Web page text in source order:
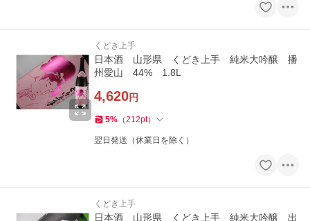
くどき上手
日本酒 山形県 くどき上手 純米大吟醸 播
州愛山 44% 1.8L
4,620円
5% （212pt）
翌日発送（休業日を除く）
くどき上手
日本酒 山形県 くどき上手 純米大吟醸 出